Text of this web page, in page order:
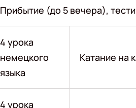
Прибытие (до 5 вечера),
4 урока
немецкого
языка
Катание на
4 урока